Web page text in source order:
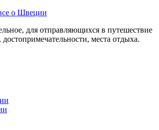
о Швеции
для отправляющихся в путешествие
места отдыха.